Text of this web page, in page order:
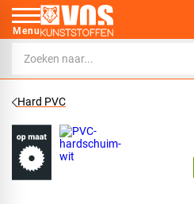
Menu
Hard PVC